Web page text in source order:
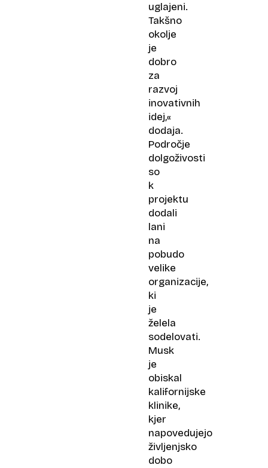
uglajeni.
Takšno
okolje
je
dobro
za
razvoj
inovativnih
idej,«
dodaja.
Področje
dolgoživosti
so
k
projektu
dodali
lani
na
pobudo
velike
organizacije,
ki
je
želela
sodelovati.
Musk
je
obiskal
kalifornijske
klinike,
kjer
napovedujejo
življenjsko
dobo